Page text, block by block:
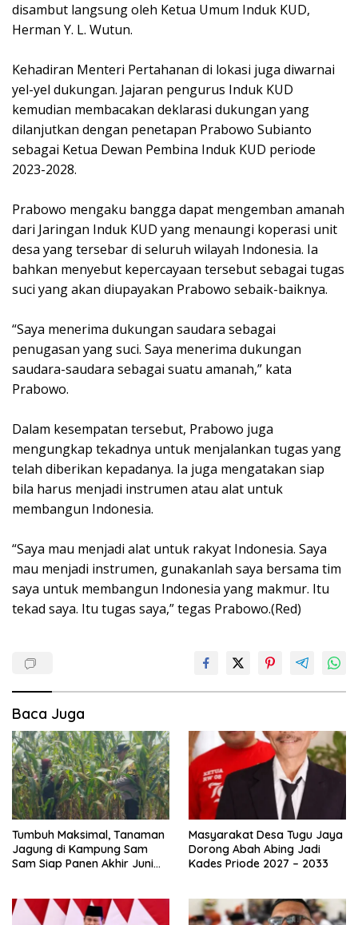
disambut langsung oleh Ketua Umum Induk KUD,
Herman Y. L. Wutun.
Kehadiran Menteri Pertahanan di lokasi juga diwarnai
yel-yel dukungan. Jajaran pengurus Induk KUD
kemudian membacakan deklarasi dukungan yang
dilanjutkan dengan penetapan Prabowo Subianto
sebagai Ketua Dewan Pembina Induk KUD periode
2023-2028.
Prabowo mengaku bangga dapat mengemban amanah
dari Jaringan Induk KUD yang menaungi koperasi unit
desa yang tersebar di seluruh wilayah Indonesia. Ia
bahkan menyebut kepercayaan tersebut sebagai tugas
suci yang akan diupayakan Prabowo sebaik-baiknya.
“Saya menerima dukungan saudara sebagai
penugasan yang suci. Saya menerima dukungan
saudara-saudara sebagai suatu amanah,” kata
Prabowo.
Dalam kesempatan tersebut, Prabowo juga
mengungkap tekadnya untuk menjalankan tugas yang
telah diberikan kepadanya. Ia juga mengatakan siap
bila harus menjadi instrumen atau alat untuk
membangun Indonesia.
“Saya mau menjadi alat untuk rakyat Indonesia. Saya
mau menjadi instrumen, gunakanlah saya bersama tim
saya untuk membangun Indonesia yang makmur. Itu
tekad saya. Itu tugas saya,” tegas Prabowo.(Red)
Baca Juga
Tumbuh Maksimal, Tanaman
Jagung di Kampung Sam
Sam Siap Panen Akhir Juni
Masyarakat Desa Tugu Jaya
Dorong Abah Abing Jadi
Kades Priode 2027 – 2033